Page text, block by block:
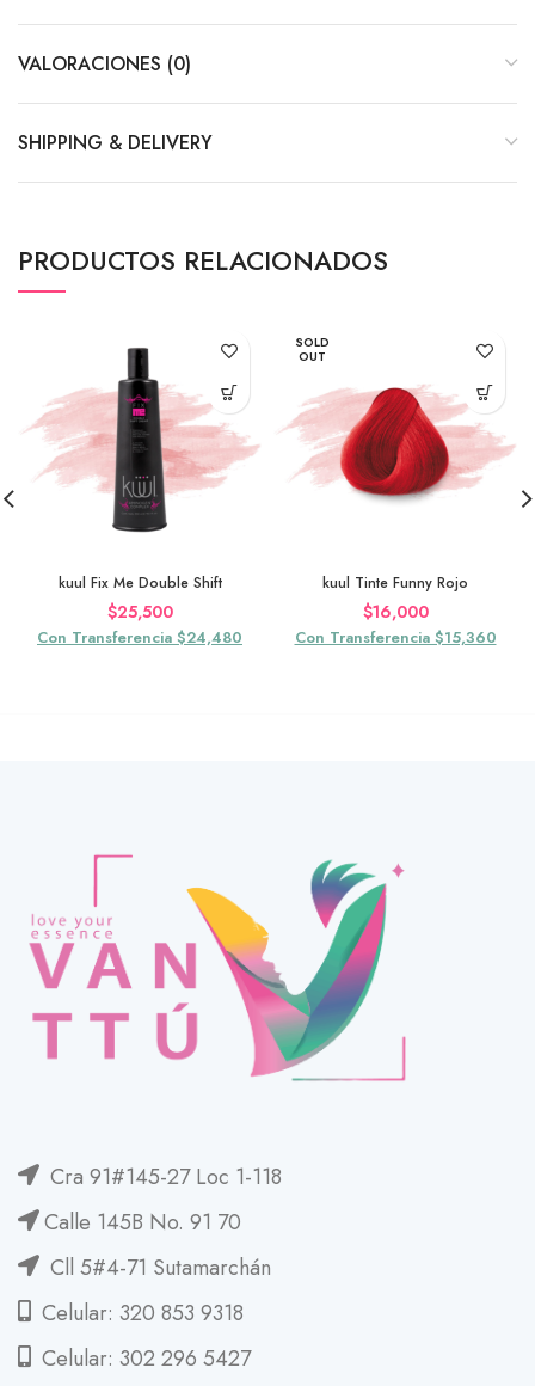
VALORACIONES (0)
SHIPPING & DELIVERY
PRODUCTOS RELACIONADOS
kuul Fix Me Double Shift
$25,500
Con Transferencia $24,480
SOLD
OUT
kuul Tinte Funny Rojo
$16,000
Con Transferencia $15,360
Cra 91#145-27 Loc 1-118
Calle 145B No. 91 70
Cll 5#4-71 Sutamarchán
Celular: 320 853 9318
Celular: 302 296 5427